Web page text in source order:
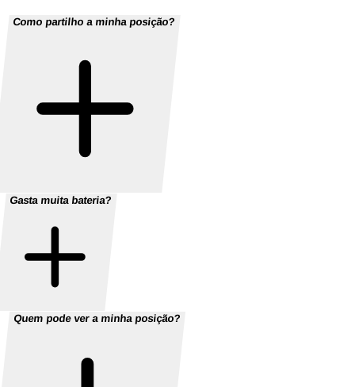
Como partilho a minha posição?
Gasta muita bateria?
Quem pode ver a minha posição?